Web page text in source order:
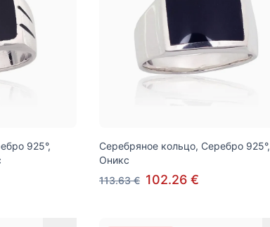
925°,
Серебряное кольцо, Серебро 925°,
Оникс
113.63 € 102.26 €